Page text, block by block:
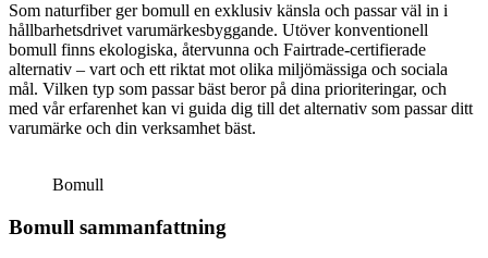
Som naturfiber ger bomull en exklusiv känsla och passar väl in i
hållbarhetsdrivet varumärkesbyggande. Utöver konventionell
bomull finns ekologiska, återvunna och Fairtrade-certifierade
alternativ – vart och ett riktat mot olika miljömässiga och sociala
mål. Vilken typ som passar bäst beror på dina prioriteringar, och
med vår erfarenhet kan vi guida dig till det alternativ som passar ditt
varumärke och din verksamhet bäst.
Bomull
Bomull sammanfattning